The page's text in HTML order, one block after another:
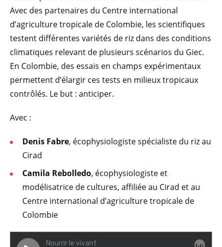
Avec des partenaires du Centre international
d’agriculture tropicale de Colombie, les scientifiques
testent différentes variétés de riz dans des conditions
climatiques relevant de plusieurs scénarios du Giec.
En Colombie, des essais en champs expérimentaux
permettent d’élargir ces tests en milieux tropicaux
contrôlés. Le but : anticiper.
Avec :
Denis Fabre, écophysiologiste spécialiste du riz au
Cirad
Camila Rebolledo, écophysiologiste et
modélisatrice de cultures, affiliée au Cirad et au
Centre international d’agriculture tropicale de
Colombie